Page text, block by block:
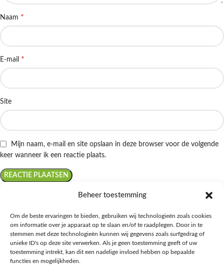
Beheer toestemming
Om de beste ervaringen te bieden, gebruiken wij technologieën zoals cookies
om informatie over je apparaat op te slaan en/of te raadplegen. Door in te
stemmen met deze technologieën kunnen wij gegevens zoals surfgedrag of
unieke ID's op deze site verwerken. Als je geen toestemming geeft of uw
toestemming intrekt, kan dit een nadelige invloed hebben op bepaalde
functies en mogelijkheden.
Naam *
E-mail *
Site
Mijn naam, e-mail en site opslaan in deze browser voor de volgende
keer wanneer ik een reactie plaats.
Ontdek de beste keto-vriendelijke keuzes van Albert Heijn, verrijk je
kennis met onze diepgaande blogs over het keto-dieet, en deel jouw
favoriete keto recepten in onze bruisende online gemeenschap!